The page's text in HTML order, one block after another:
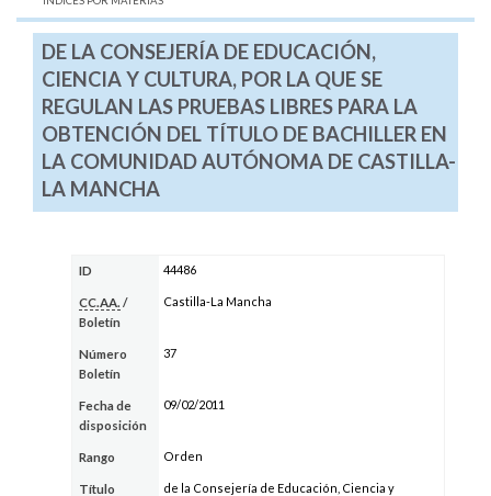
DE LA CONSEJERÍA DE EDUCACIÓN,
CIENCIA Y CULTURA, POR LA QUE SE
REGULAN LAS PRUEBAS LIBRES PARA LA
OBTENCIÓN DEL TÍTULO DE BACHILLER EN
LA COMUNIDAD AUTÓNOMA DE CASTILLA-
LA MANCHA
ID 44486
CC.AA. /
Boletín
Castilla-La Mancha
Número
Boletín
37
Fecha de
disposición
09/02/2011
Rango Orden
Título
de la Consejería de Educación, Ciencia y